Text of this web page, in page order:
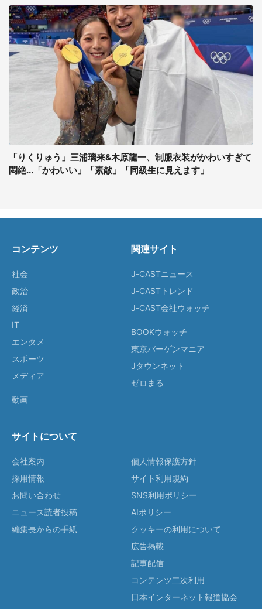
「りくりゅう」三浦璃来&木原龍一、制服衣装がかわいすぎて
悶絶...「かわいい」「素敵」「同級生に見えます」
コンテンツ
社会
政治
経済
IT
エンタメ
スポーツ
メディア
動画
関連サイト
J-CASTニュース
J-CASTトレンド
J-CAST会社ウォッチ
BOOKウォッチ
東京バーゲンマニア
Jタウンネット
ゼロまる
サイトについて
会社案内
採用情報
お問い合わせ
ニュース読者投稿
編集長からの手紙
個人情報保護方針
サイト利用規約
SNS利用ポリシー
AIポリシー
クッキーの利用について
広告掲載
記事配信
コンテンツ二次利用
日本インターネット報道協会